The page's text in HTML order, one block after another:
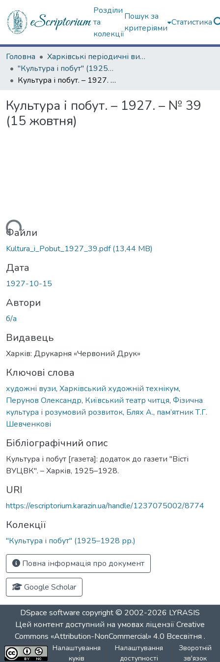
Розділи
та
колекції
Пошук за
критеріями
Статистика
Головна
Харківські періодичні видання
"Культура і побут" (1925–1928 рр.)
Культура і побут. – 1927. – № 39 (15 жовтня)
Культура і побут. – 1927. – № 39
(15 жовтня)
Файли
Kultura_i_Pobut_1927_39.pdf(13,44 MB)
Дата
1927-10-15
Автори
б/а
Видавець
Харків: Друкарня «Червоний Друк»
Ключові слова
художні вузи, Харківський художній технікум,
Перунов Олександр, Київський театр читця, Фізична
культура і розумовий розвиток, Блях А., пам’ятник Т.Г.
Шевченкові
Бібліографічний опис
Культура і побут [газета]: додаток до газети "Вісті
ВУЦВК". – Харків, 1925–1928.
URI
https://escriptorium.karazin.ua/handle/1237075002/8774
Колекції
"Культура і побут" (1925–1928 рр.)
Повна інформація про документ
Google Scholar
DSpace software copyright © 2002-2026 LYRASIS
Цей контент доступний на умовах ліцензіїCreative
Commons «Attribution-NonCommercial» 4.0 Всесвітня .
Налаштування
куків
Налаштування
доступності
Зворотній
зв'язок